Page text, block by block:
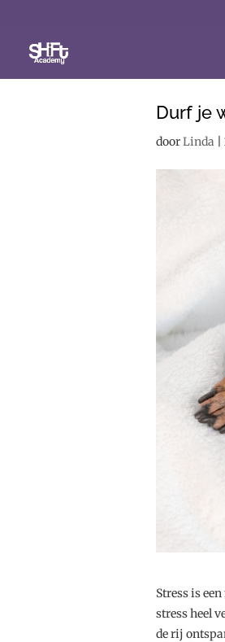
Durf je
doorLinda
Stress is
stress heel
de rij